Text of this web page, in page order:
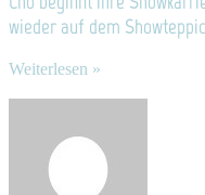
wieder auf dem
Weiterlesen »